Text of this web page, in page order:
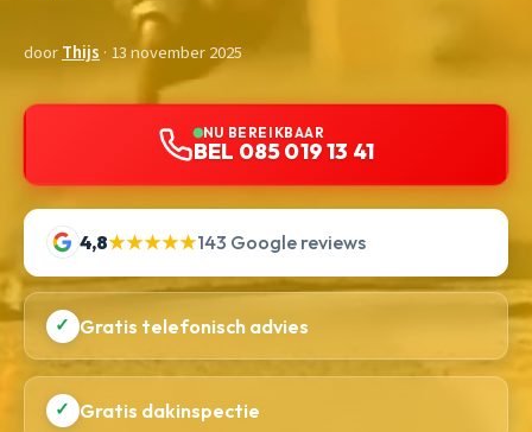
doorThijs · 13 november 2025
NU BEREIKBAAR
BEL 085 019 13 41
4,8★★★★★143 Google reviews
✓ Gratis telefonisch advies
✓ Gratis dakinspectie